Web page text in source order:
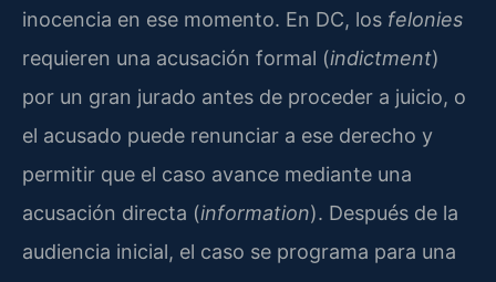
inocencia en ese momento. En DC, los felonies
requieren una acusación formal (indictment)
por un gran jurado antes de proceder a juicio, o
el acusado puede renunciar a ese derecho y
permitir que el caso avance mediante una
acusación directa (information). Después de la
audiencia inicial, el caso se programa para una